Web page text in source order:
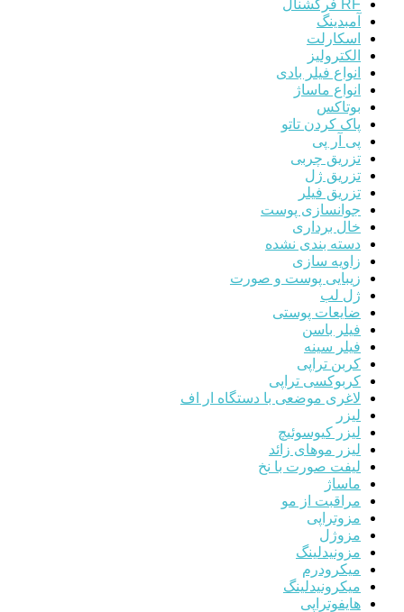
RF فرکشنال
آمبدینگ
اسکارلت
الکترولیز
انواع فیلر بادی
انواع ماساژ
بوتاکس
پاک کردن تاتو
پی آر پی
تزریق چربی
تزریق ژل
تزریق فیلر
جوانسازی پوست
خال برداری
دسته بندی نشده
زاویه سازی
زیبایی پوست و صورت
ژل لب
ضایعات پوستی
فیلر باسن
فیلر سینه
کربن تراپی
کربوکسی تراپی
لاغری موضعی با دستگاه ار اف
لیزر
لیزر کیوسوئیچ
لیزر موهای زائد
لیفت صورت با نخ
ماساژ
مراقبت از مو
مزوتراپی
مزوژل
مزونیدلینگ
میکرودرم
میکرونیدلینگ
هایفوتراپی